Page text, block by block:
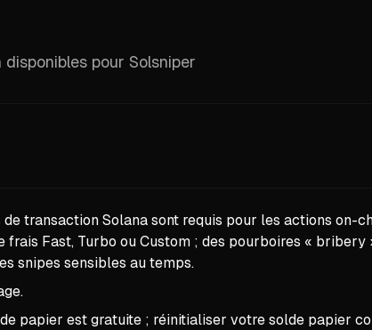
pour Solsniper
transaction Solana sont requis pour les actions on-
frais Fast, Turbo ou Custom ; des pourboires « bribery
snipes sensibles au temps.
papier est gratuite ; réinitialiser votre solde papier